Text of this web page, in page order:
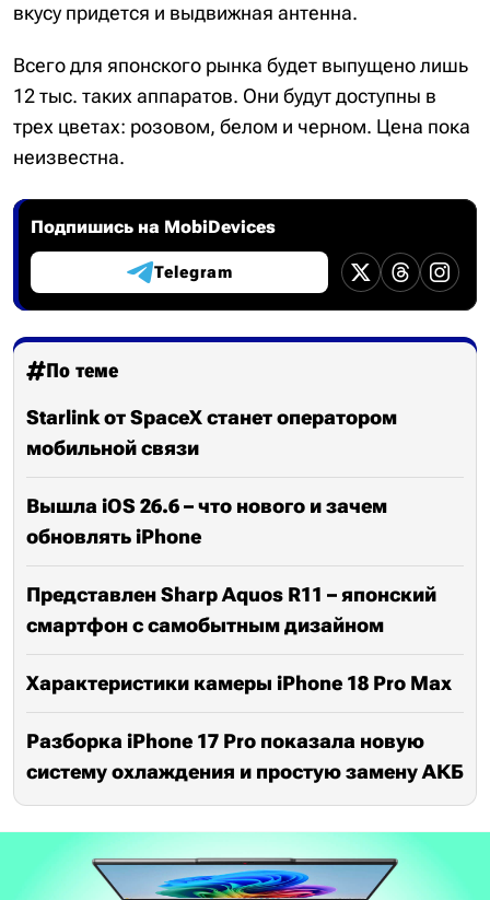
вкусу придется и выдвижная антенна.
Всего для японского рынка будет выпущено лишь
12 тыс. таких аппаратов. Они будут доступны в
трех цветах: розовом, белом и черном. Цена пока
неизвестна.
Подпишись на MobiDevices
Telegram
По теме
Starlink от SpaceX станет оператором
мобильной связи
Вышла iOS 26.6 – что нового и зачем
обновлять iPhone
Представлен Sharp Aquos R11 – японский
смартфон с самобытным дизайном
Характеристики камеры iPhone 18 Pro Max
Разборка iPhone 17 Pro показала новую
систему охлаждения и простую замену АКБ